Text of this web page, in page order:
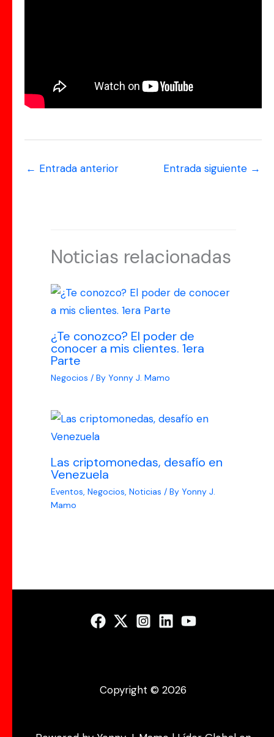
← Entrada anterior Entrada siguiente →
Noticias relacionadas
¿Te conozco? El poder de
conocer a mis clientes. 1era
Parte
Negocios / By Yonny J. Mamo
Las criptomonedas, desafío en
Venezuela
Eventos, Negocios, Noticias / By Yonny J.
Mamo
Copyright © 2026